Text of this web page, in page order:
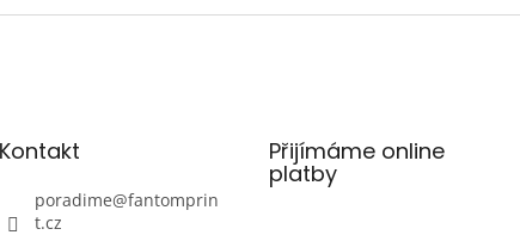
Kontakt
poradime@fantomprin
t.cz
Přijímáme online
platby